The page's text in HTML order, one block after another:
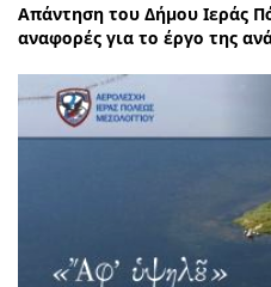
Απάντηση του Δήμου Ιεράς
αναφορές για το έργο της